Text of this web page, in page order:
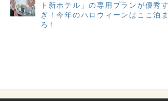
ト新ホテル」の専用プランが優秀す
ぎ！今年のハロウィーンはここ泊ま
ろ！